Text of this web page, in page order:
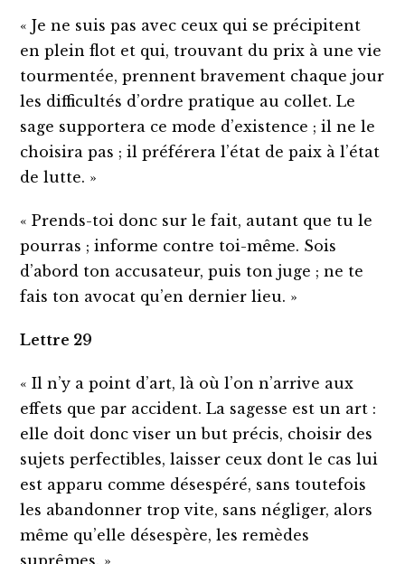
« Je ne suis pas avec ceux qui se précipitent
en plein flot et qui, trouvant du prix à une vie
tourmentée, prennent bravement chaque jour
les difficultés d’ordre pratique au collet. Le
sage supportera ce mode d’existence ; il ne le
choisira pas ; il préférera l’état de paix à l’état
de lutte. »
« Prends-toi donc sur le fait, autant que tu le
pourras ; informe contre toi-même. Sois
d’abord ton accusateur, puis ton juge ; ne te
fais ton avocat qu’en dernier lieu. »
Lettre 29
« Il n’y a point d’art, là où l’on n’arrive aux
effets que par accident. La sagesse est un art :
elle doit donc viser un but précis, choisir des
sujets perfectibles, laisser ceux dont le cas lui
est apparu comme désespéré, sans toutefois
les abandonner trop vite, sans négliger, alors
même qu’elle désespère, les remèdes
suprêmes. »